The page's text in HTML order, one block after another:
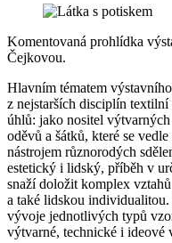
Komentovaná prohlídka
Čejkovou.
Hlavním tématem
z nejstarších disciplín
úhlů: jako nositel
oděvů a šátků, které se
nástrojem různorodých
estetický i lidský, příběh v
snaží doložit komplex
a také lidskou
vývoje jednotlivých typů
výtvarné, technické i ideové